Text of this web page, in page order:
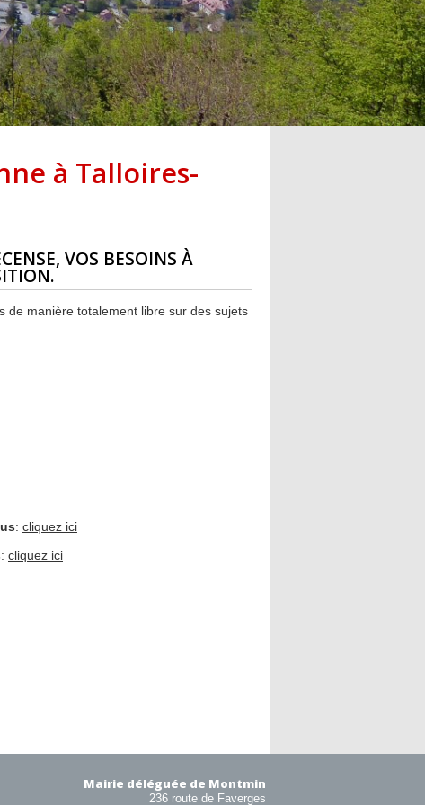
à Talloires-
VOS BESOINS À
de manière totalement libre sur des sujets
: cliquez ici
: cliquez ici
Mairie déléguée de Montmin
236 route de Faverges